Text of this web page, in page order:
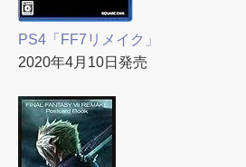
PS4「FF7リメイク」
2020年4月10日発売